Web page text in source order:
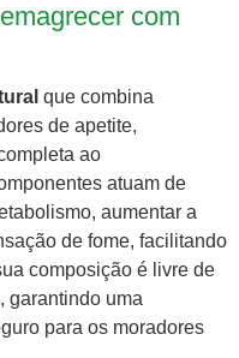
com
que combina
de apetite,
ao
atuam de
aumentar a
de fome, facilitando
composição é livre de
garantindo uma
para os moradores